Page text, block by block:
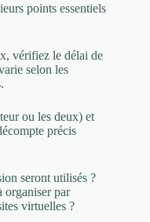
points essentiels
vérifiez le délai de
selon les
ou les deux) et
précis
seront utilisés ?
organiser par
virtuelles ?